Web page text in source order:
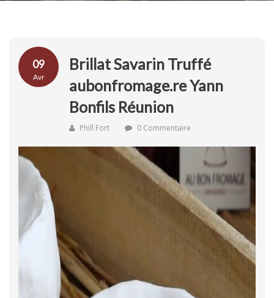
09
Avr
Brillat Savarin Truffé
aubonfromage.re Yann
Bonfils Réunion
Phill Fort 0 Commentaire